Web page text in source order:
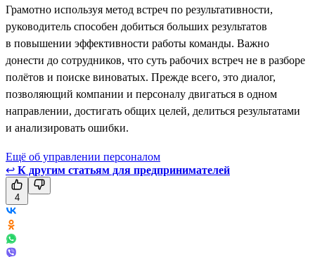
Грамотно используя метод встреч по результативности,
руководитель способен добиться больших результатов
в повышении эффективности работы команды. Важно
донести до сотрудников, что суть рабочих встреч не в разборе
полётов и поиске виноватых. Прежде всего, это диалог,
позволяющий компании и персоналу двигаться в одном
направлении, достигать общих целей, делиться результатами
и анализировать ошибки.
Ещё об управлении персоналом
↩ К другим статьям для предпринимателей
4